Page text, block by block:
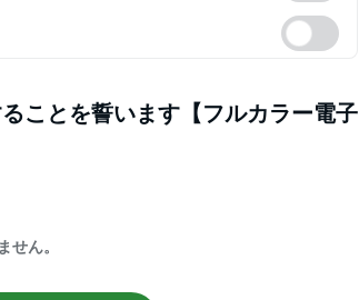
ことを誓います【フルカラー電子
せん。